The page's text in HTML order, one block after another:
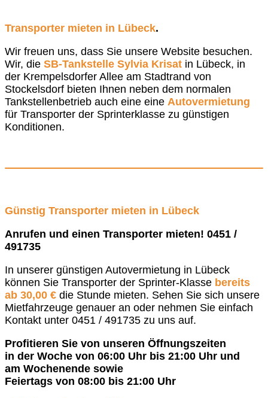
Transporter mieten in Lübeck.
Wir freuen uns, dass Sie unsere Website besuchen.
Wir, die SB-Tankstelle Sylvia Krisat in Lübeck, in
der Krempelsdorfer Allee am Stadtrand von
Stockelsdorf bieten Ihnen neben dem normalen
Tankstellenbetrieb auch eine eine Autovermietung
für Transporter der Sprinterklasse zu günstigen
Konditionen.
Günstig Transporter mieten in Lübeck
Anrufen und einen Transporter mieten! 0451 /
491735
In unserer günstigen Autovermietung in Lübeck
können Sie Transporter der Sprinter-Klasse bereits
ab 30,00 € die Stunde mieten. Sehen Sie sich unsere
Mietfahrzeuge genauer an oder nehmen Sie einfach
Kontakt unter 0451 / 491735 zu uns auf.
Profitieren Sie von unseren Öffnungszeiten
in der Woche von 06:00 Uhr bis 21:00 Uhr und
am Wochenende sowie
Feiertags von 08:00 bis 21:00 Uhr